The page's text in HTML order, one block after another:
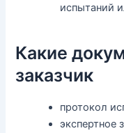
испытаний
Какие
заказчик
протокол
экспертное